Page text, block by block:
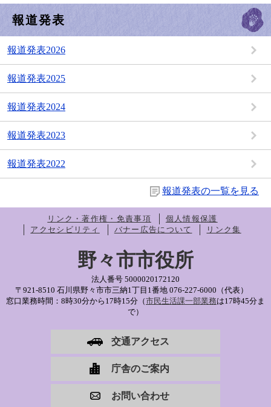
報道発表
報道発表2026
報道発表2025
報道発表2024
報道発表2023
報道発表2022
報道発表の一覧を見る
リンク・著作権・免責事項
個人情報保護
アクセシビリティ
バナー広告について リンク集
野々市市役所
法人番号 5000020172120
〒921-8510 石川県野々市市三納1丁目1番地 076-227-6000（代表）
窓口業務時間：8時30分から17時15分（市民生活課一部業務は17時45分ま
で）
交通アクセス
庁舎のご案内
お問い合わせ